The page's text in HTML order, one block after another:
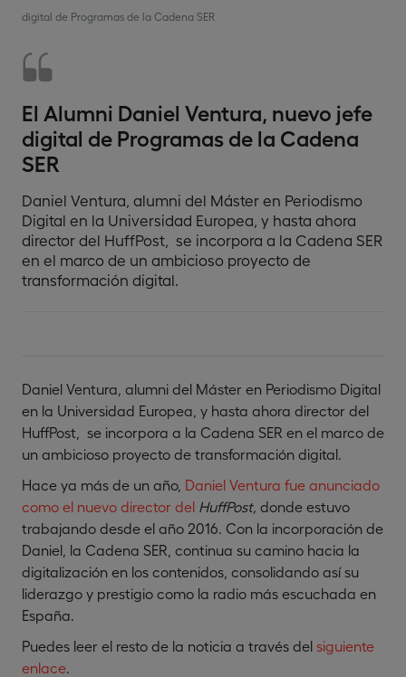
El Alumni Daniel Ventura, nuevo jefe
digital de Programas de la Cadena
SER
Daniel Ventura, alumni del Máster en Periodismo
Digital en la Universidad Europea, y hasta ahora
director del HuffPost, se incorpora a la Cadena SER
en el marco de un ambicioso proyecto de
transformación digital.
digital de Programas de la Cadena SER
Daniel Ventura, alumni del Máster en Periodismo Digital
en la Universidad Europea, y hasta ahora director del
HuffPost, se incorpora a la Cadena SER en el marco de
un ambicioso proyecto de transformación digital.
Hace ya más de un año, Daniel Ventura fue anunciado
como el nuevo director del HuffPost, donde estuvo
trabajando desde el año 2016. Con la incorporación de
Daniel, la Cadena SER, continua su camino hacia la
digitalización en los contenidos, consolidando así su
liderazgo y prestigio como la radio más escuchada en
España.
Puedes leer el resto de la noticia a través del siguiente
enlace.